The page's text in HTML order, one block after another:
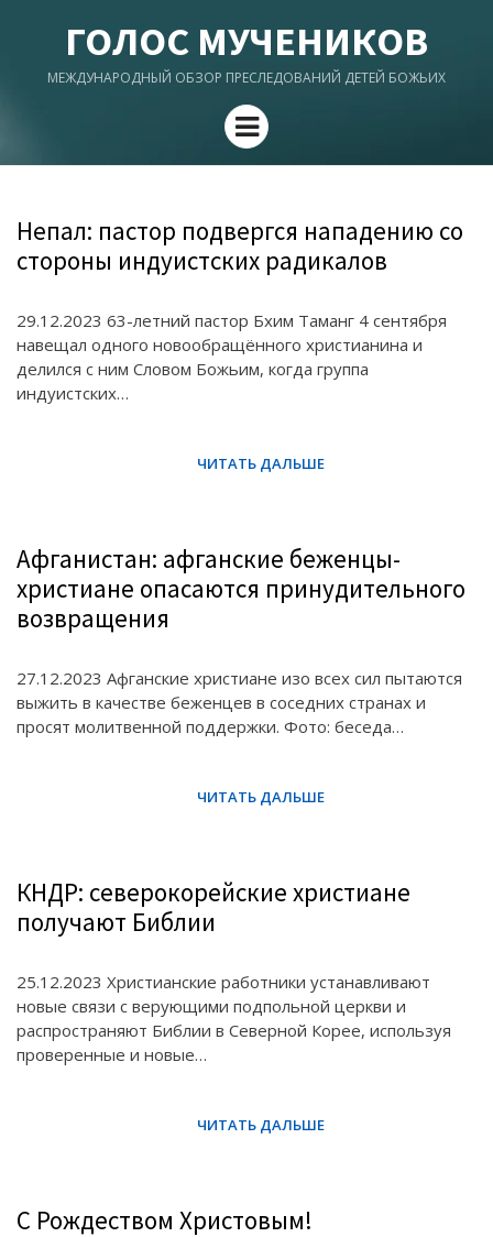
ГОЛОС МУЧЕНИКОВ
МЕЖДУНАРОДНЫЙ ОБЗОР ПРЕСЛЕДОВАНИЙ ДЕТЕЙ БОЖЬИХ
Menu
Непал: пастор подвергся нападению со
стороны индуистских радикалов
29.12.2023 63-летний пастор Бхим Таманг 4 сентября
навещал одного новообращённого христианина и
делился с ним Словом Божьим, когда группа
индуистских…
Афганистан: афганские беженцы-
христиане опасаются принудительного
возвращения
27.12.2023 Афганские христиане изо всех сил пытаются
выжить в качестве беженцев в соседних странах и
просят молитвенной поддержки. Фото: беседа…
КНДР: северокорейские христиане
получают Библии
25.12.2023 Христианские работники устанавливают
новые связи с верующими подпольной церкви и
распространяют Библии в Северной Корее, используя
проверенные и новые…
С Рождеством Христовым!